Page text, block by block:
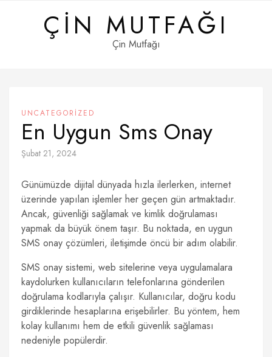
ÇIN MUTFAĞI
Çin Mutfağı
UNCATEGORIZED
En Uygun Sms Onay
Şubat 21, 2024
Günümüzde dijital dünyada hızla ilerlerken, internet
üzerinde yapılan işlemler her geçen gün artmaktadır.
Ancak, güvenliği sağlamak ve kimlik doğrulaması
yapmak da büyük önem taşır. Bu noktada, en uygun
SMS onay çözümleri, iletişimde öncü bir adım olabilir.
SMS onay sistemi, web sitelerine veya uygulamalara
kaydolurken kullanıcıların telefonlarına gönderilen
doğrulama kodlarıyla çalışır. Kullanıcılar, doğru kodu
girdiklerinde hesaplarına erişebilirler. Bu yöntem, hem
kolay kullanımı hem de etkili güvenlik sağlaması
nedeniyle popülerdir.